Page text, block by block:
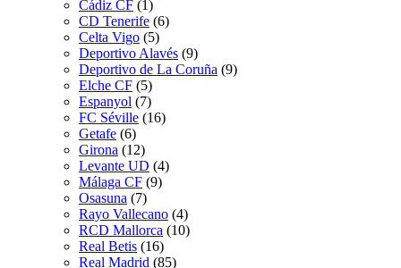
Cádiz CF (1)
CD Tenerife (6)
Celta Vigo (5)
Deportivo Alavés (9)
Deportivo de La Coruña (9)
Elche CF (5)
Espanyol (7)
FC Séville (16)
Getafe (6)
Girona (12)
Levante UD (4)
Málaga CF (9)
Osasuna (7)
Rayo Vallecano (4)
RCD Mallorca (10)
Real Betis (16)
Real Madrid (85)